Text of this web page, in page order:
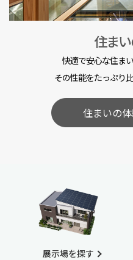
住ま
快適で安心な住ま
その性能をたっぷり
住まいの
展示場を探す